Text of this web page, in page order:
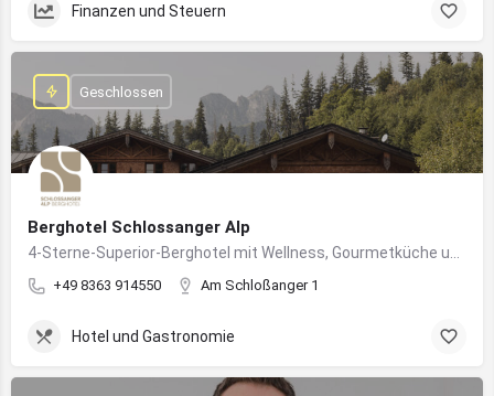
Finanzen und Steuern
Berghotel Schlossanger Alp
+49 8363 914550 Am Schloßanger 1
Geschlossen
Hotel und Gastronomie